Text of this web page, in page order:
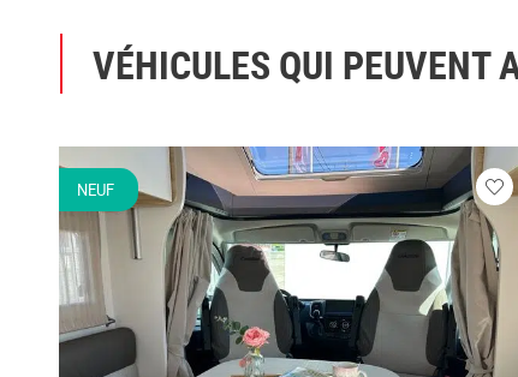
VÉHICULES QUI PEUVENT
NEUF
vous